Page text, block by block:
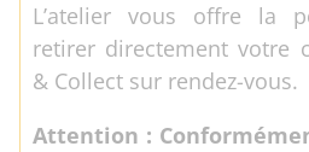
L’atelier vous offre la
retirer directement votre
& Collect sur rendez-vous.
Attention :